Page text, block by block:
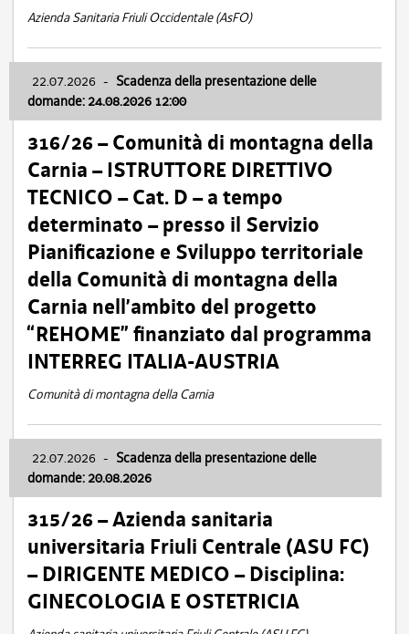
Azienda Sanitaria Friuli Occidentale (AsFO)
22.07.2026 - Scadenza della presentazione delle
domande: 24.08.2026 12:00
316/26 – Comunità di montagna della
Carnia – ISTRUTTORE DIRETTIVO
TECNICO – Cat. D – a tempo
determinato – presso il Servizio
Pianificazione e Sviluppo territoriale
della Comunità di montagna della
Carnia nell’ambito del progetto
“REHOME” finanziato dal programma
INTERREG ITALIA-AUSTRIA
Comunità di montagna della Carnia
22.07.2026 - Scadenza della presentazione delle
domande: 20.08.2026
315/26 – Azienda sanitaria
universitaria Friuli Centrale (ASU FC)
– DIRIGENTE MEDICO – Disciplina:
GINECOLOGIA E OSTETRICIA